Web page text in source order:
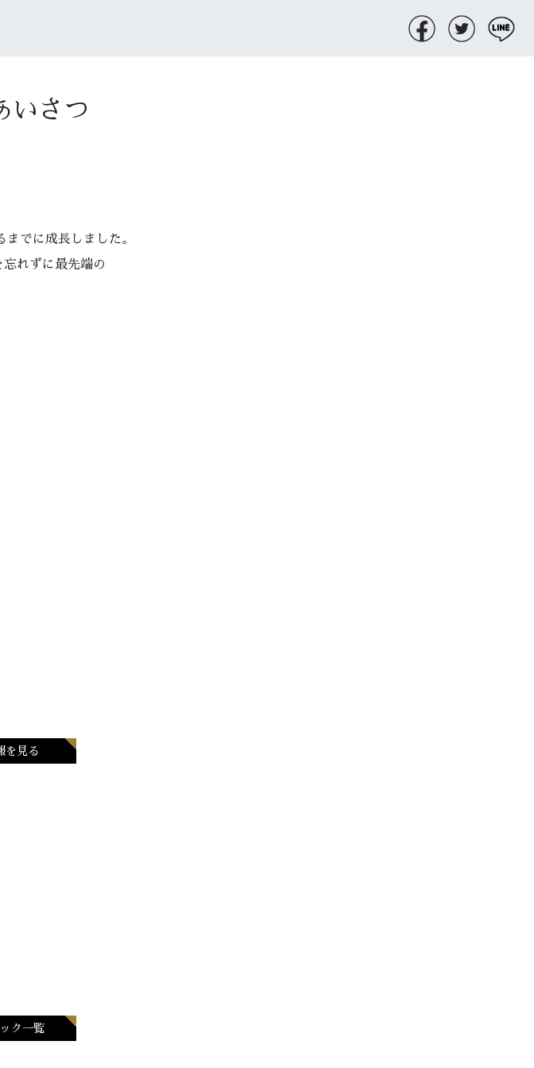
いさつ
でに成長しました。
れずに最先端の
を見る
ク一覧